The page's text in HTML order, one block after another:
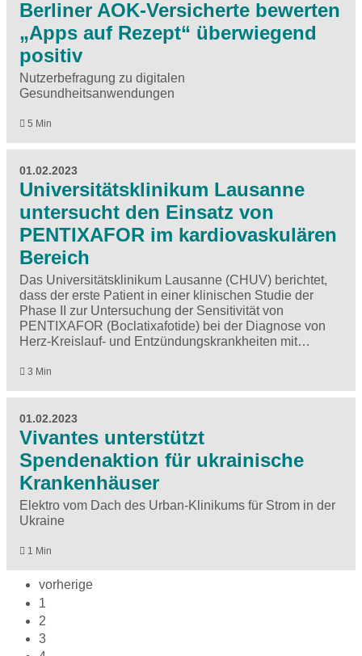
Berliner AOK-Versicherte bewerten
„Apps auf Rezept“ überwiegend
positiv
Nutzerbefragung zu digitalen
Gesundheitsanwendungen
5 Min
01.02.2023
Universitätsklinikum Lausanne
untersucht den Einsatz von
PENTIXAFOR im kardiovaskulären
Bereich
Das Universitätsklinikum Lausanne (CHUV) berichtet,
dass der erste Patient in einer klinischen Studie der
Phase II zur Untersuchung der Sensitivität von
PENTIXAFOR (Boclatixafotide) bei der Diagnose von
Herz-Kreislauf- und Entzündungskrankheiten mit…
3 Min
01.02.2023
Vivantes unterstützt
Spendenaktion für ukrainische
Krankenhäuser
Elektro vom Dach des Urban-Klinikums für Strom in der
Ukraine
1 Min
vorherige
1
2
3